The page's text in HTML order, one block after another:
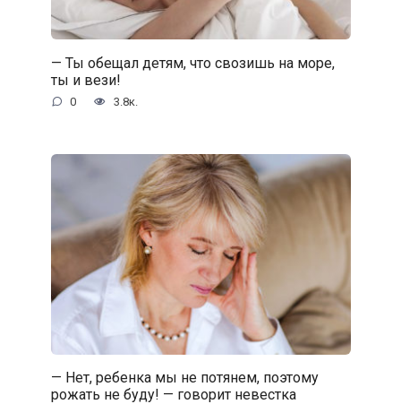
— Ты обещал детям, что свозишь на море,
ты и вези!
0 3.8к.
— Нет, ребенка мы не потянем, поэтому
рожать не буду! — говорит невестка